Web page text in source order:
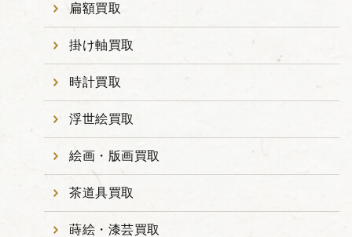
扁額買取
掛け軸買取
時計買取
浮世絵買取
絵画・版画買取
茶道具買取
蒔絵・漆芸買取